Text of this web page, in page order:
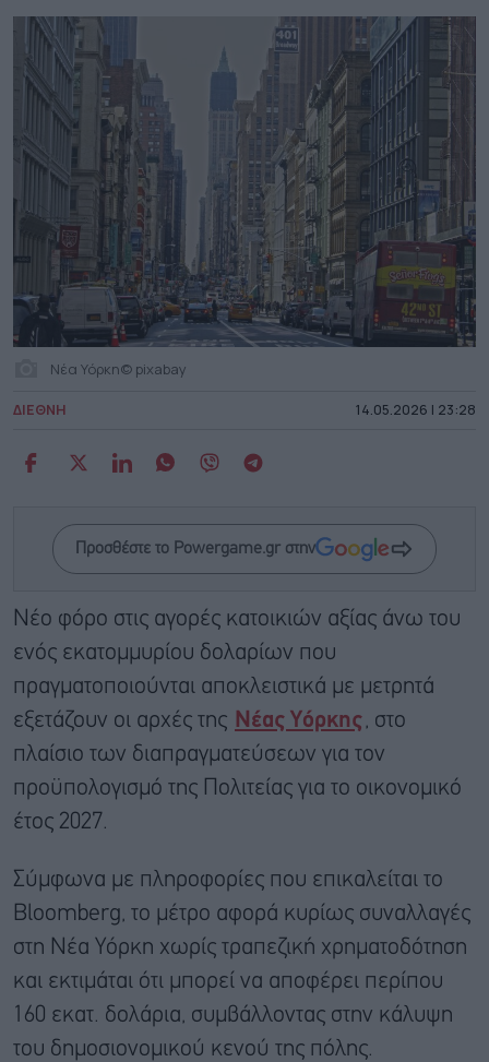
Νέα Υόρκη© pixabay
ΔΙΕΘΝΗ 14.05.2026 | 23:28
Προσθέστε το Powergame.gr στην
Νέο φόρο στις αγορές κατοικιών αξίας άνω του
ενός εκατομμυρίου δολαρίων που
πραγματοποιούνται αποκλειστικά με μετρητά
εξετάζουν οι αρχές της Νέας Υόρκης, στο
πλαίσιο των διαπραγματεύσεων για τον
προϋπολογισμό της Πολιτείας για το οικονομικό
έτος 2027.
Σύμφωνα με πληροφορίες που επικαλείται το
Bloomberg, το μέτρο αφορά κυρίως συναλλαγές
στη Νέα Υόρκη χωρίς τραπεζική χρηματοδότηση
και εκτιμάται ότι μπορεί να αποφέρει περίπου
160 εκατ. δολάρια, συμβάλλοντας στην κάλυψη
του δημοσιονομικού κενού της πόλης.